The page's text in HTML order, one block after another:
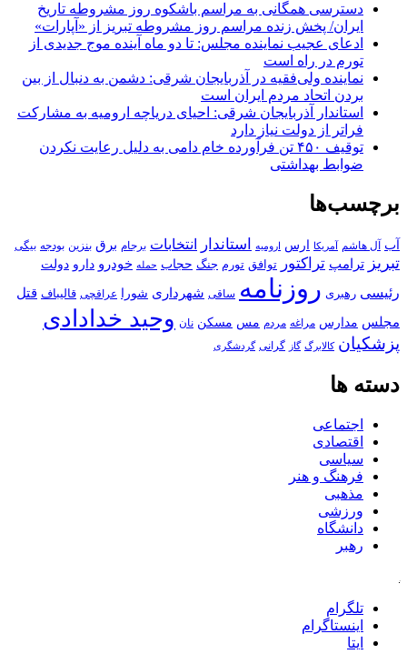
دسترسی همگانی به مراسم باشکوه روز مشروطه تاریخ
ایران/ پخش زنده مراسم روز مشروطه تبریز از «آپارات»
ادعای عجیب نماینده مجلس: تا دو ماه آینده موج جدیدی از
تورم در راه است
نماینده ولی‌فقیه در آذربایجان شرقی: دشمن به دنبال از بین
بردن اتحاد مردم ایران است
استاندار آذربایجان شرقی: احیای دریاچه ارومیه به مشارکت
فراتر از دولت نیاز دارد
توقیف ۴۵۰ تن فرآورده خام دامی به دلیل رعایت نکردن
ضوابط بهداشتی
برچسب‌ها
آب آل هاشم آمریکا ارس ارومیه استاندار انتخابات برجام برق بنزین بودجه بیگی
تبریز ترامپ تراکتور توافق تورم جنگ حجاب حمله خودرو دارو دولت
رئیسی رهبری روزنامه ساقی شهرداری شورا عراقچی قالیباف قتل
مجلس مدارس مراغه مردم مس مسکن نان وحید خدادادی
پزشکیان کالابرگ گاز گرانی گردشگری
دسته ها
اجتماعی
اقتصادی
سیاسی
فرهنگ و هنر
مذهبی
ورزشی
دانشگاه
رهبر
تلگرام
اینستاگرام
ایتا